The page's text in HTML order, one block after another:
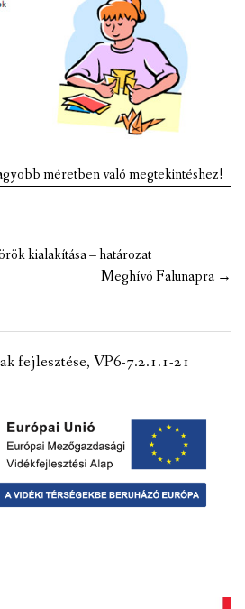
méretben való megtekintéshez!
kialakítása – határozat
Meghívó Falunapra →
fejlesztése, VP6-7.2.1.1-21